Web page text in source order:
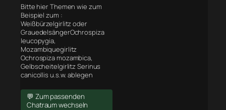
Bitte hier Themen wie zum
Beispiel zum :
Weißbürzelgirlitz oder
GrauedelsängerOchrospiza
leucopygia,
Mozambiquegirlitz
Ochrospiza mozambica,
Gelbscheitelgirlitz Serinus
canicollis u.s.w. ablegen
💬 Zum passenden
Chatraum wechseln